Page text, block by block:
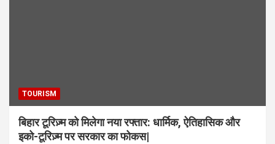
TOURISM
बिहार टूरिज़्म को मिलेगा नया रफ्तार: धार्मिक, ऐतिहासिक और
इको-टूरिज़्म पर सरकार का फोकस|